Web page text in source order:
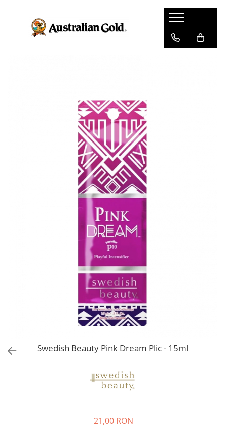
Swedish Beauty Pink Dream Plic - 15ml
21,00 RON